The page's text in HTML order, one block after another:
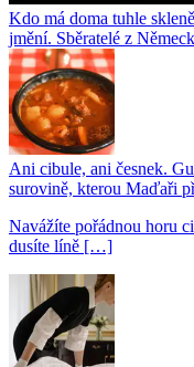
Kdo má doma tuhle
jmění. Sběratelé z
Ani cibule, ani česnek.
surovině, kterou Maďaři
Navážíte pořádnou horu
dusíte líně […]